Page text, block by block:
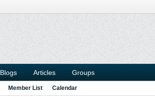
Blogs Articles Groups
Member List Calendar